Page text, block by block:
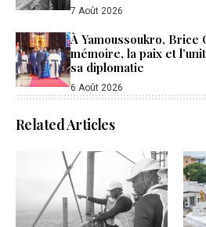
7 Août 2026
À Yamoussoukro, Brice
mémoire, la paix et
sa diplomatie
6 Août 2026
Related Articles